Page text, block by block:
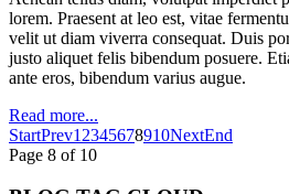
lorem. Praesent at leo est, vitae
velit ut diam viverra consequat. Duis
justo aliquet felis bibendum posuere.
ante eros, bibendum varius augue.
Read more...
StartPrev1 2345678910NextEnd
Page 8 of 10